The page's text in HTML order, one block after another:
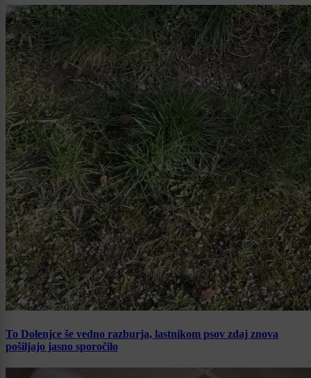
To Dolenjce še vedno razburja, lastnikom psov zdaj znova
pošiljajo jasno sporočilo